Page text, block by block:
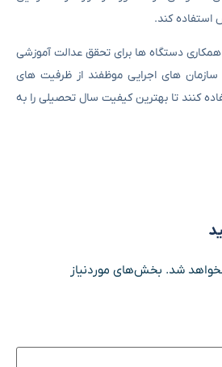
استفاده کند.
همکاری دستگاه ها برای تحقق عدالت آموزشی
های اجرایی موظفند از ظرفیت های
کنند تا بهترین کیفیت سال تحصیلی را به
شد. بخش‌های موردنیاز